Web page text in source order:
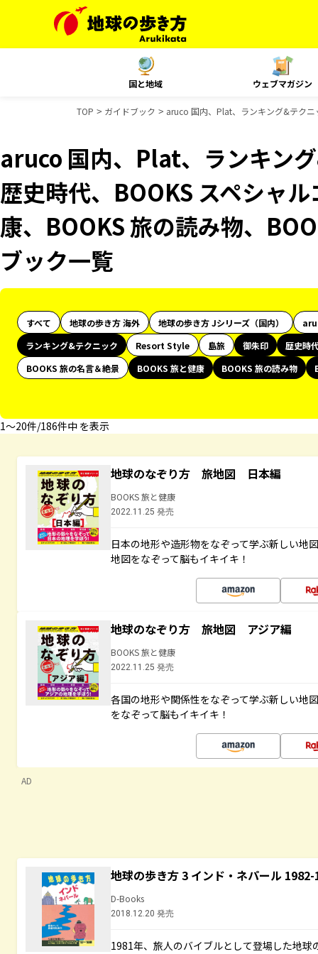
国と地域 ウェブマガジン
TOP ガイドブック aruco 国内、Plat、ランキング&テクニ
aruco 国内、Plat、ランキン
歴史時代、BOOKS スペシャ
康、BOOKS 旅の読み物、
ブック一覧
すべて 地球の歩き方 海外 地球の歩き方 Jシリーズ（国内）
ランキング&テクニック
Resort Style 島旅 御朱印
歴史時
BOOKS 旅の名言＆絶景
BOOKS 旅と健康 BOOKS 旅の読み物
1〜20件/186件中 を表示
地球のなぞり方 旅地図 日本編
BOOKS 旅と健康
2022.11.25 発売
日本の地形や造形物をなぞって学ぶ新しい地
地図をなぞって脳もイキイキ！
地球のなぞり方 旅地図 アジア編
BOOKS 旅と健康
2022.11.25 発売
各国の地形や関係性をなぞって学ぶ新しい地
をなぞって脳もイキイキ！
AD
地球の歩き方 3 インド・ネパール
D-Books
2018.12.20 発売
1981年、旅人のバイブルとして登場した地